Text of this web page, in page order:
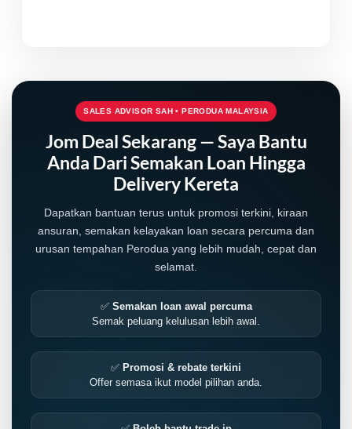
SALES ADVISOR SAH • PERODUA MALAYSIA
Jom Deal Sekarang — Saya Bantu
Anda Dari Semakan Loan Hingga
Delivery Kereta
Dapatkan bantuan terus untuk promosi terkini, kiraan
ansuran, semakan kelayakan loan secara percuma dan
urusan tempahan Perodua yang lebih mudah, cepat dan
selamat.
✅ Semakan loan awal percuma
Semak peluang kelulusan lebih awal.
✅ Promosi & rebate terkini
Offer semasa ikut model pilihan anda.